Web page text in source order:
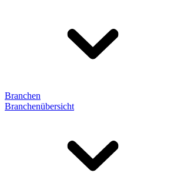
Branchen
Branchenübersicht